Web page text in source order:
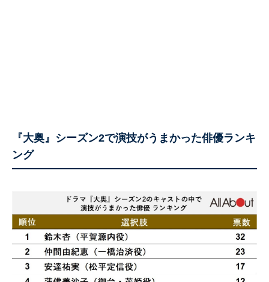
『大奥』シーズン2で演技がうまかった俳優ランキ
ング